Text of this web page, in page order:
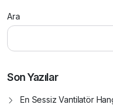
Ara
Son Yazılar
En Sessiz Vantilatör